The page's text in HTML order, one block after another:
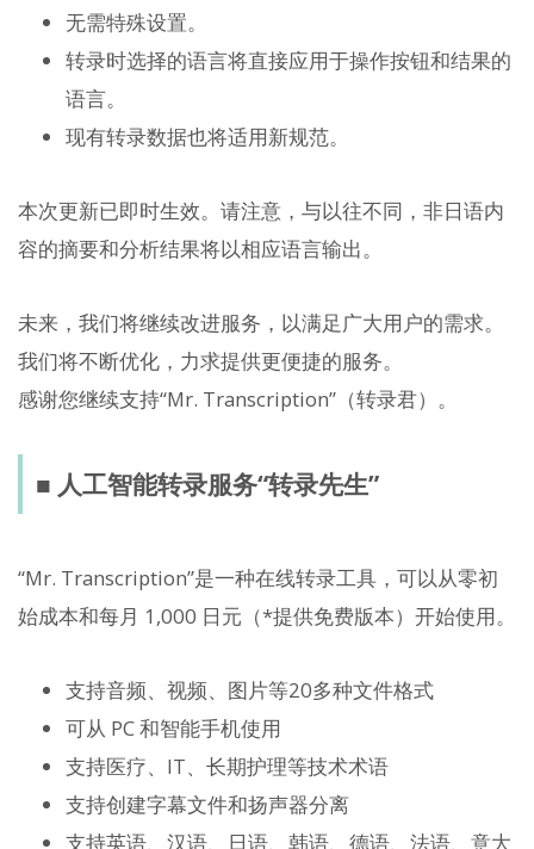
无需特殊设置。
转录时选择的语言将直接应用于操作按钮和结果的
语言。
现有转录数据也将适用新规范。
本次更新已即时生效。请注意，与以往不同，非日语内
容的摘要和分析结果将以相应语言输出。
未来，我们将继续改进服务，以满足广大用户的需求。
我们将不断优化，力求提供更便捷的服务。
感谢您继续支持“Mr. Transcription”（转录君）。
■ 人工智能转录服务“转录先生”
“Mr. Transcription”是一种在线转录工具，可以从零初
始成本和每月 1,000 日元（*提供免费版本）开始使用。
支持音频、视频、图片等20多种文件格式
可从 PC 和智能手机使用
支持医疗、IT、长期护理等技术术语
支持创建字幕文件和扬声器分离
支持英语、汉语、日语、韩语、德语、法语、意大